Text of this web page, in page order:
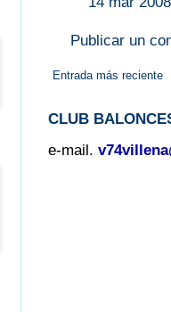
Publicar un
Entrada más reciente
CLUB
e-mail.